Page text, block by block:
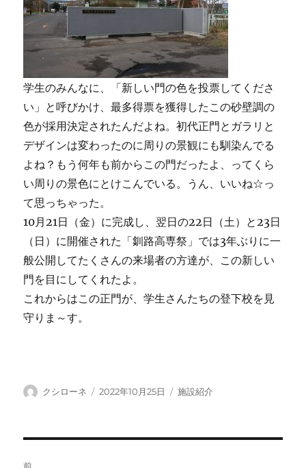
学生のみんなに、「新しい門の色を投票してくださ
い」と呼びかけ、最多得票を獲得したこの砂壁調の
色が採用決定されたんだよね。初代正門とガラリと
デザインは変わったのに周りの景観にも馴染んでる
よね？もう何年も前からこの門だったよ、ってくら
い周りの景色にとけこんでいる。うん、いいね☆っ
て思っちゃった。
10月21日（金）に完成し、翌日の22日（土）と23日
（日）に開催された「釧路高専祭」では3年ぶりに一
般公開してたくさんの来場者の方達が、この新しい
門を目にしてくれたよ。
これからはこの正門が、学生さんたちの登下校を見
守りま～す。
投
クシローネ
投
2022年10月25日
カ
施設紹介
前